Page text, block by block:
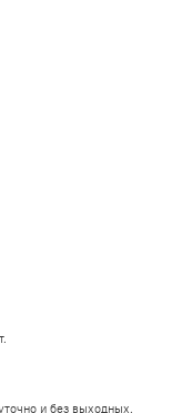
и без выходных.